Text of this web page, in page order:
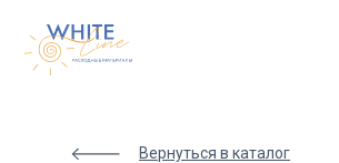
code
Вернуться в каталог